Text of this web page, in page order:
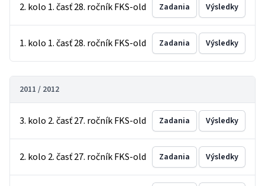
2. kolo 1. časť 28. ročník FKS-old Zadania Výsledky
1. kolo 1. časť 28. ročník FKS-old Zadania Výsledky
2011 / 2012
3. kolo 2. časť 27. ročník FKS-old Zadania Výsledky
2. kolo 2. časť 27. ročník FKS-old Zadania Výsledky